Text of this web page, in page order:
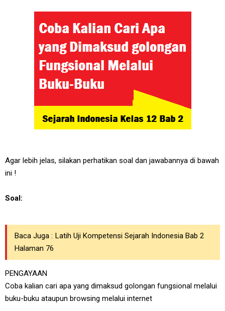
Agar lebih jelas, silakan perhatikan soal dan jawabannya di bawah
ini !
Soal:
Baca Juga : Latih Uji Kompetensi Sejarah Indonesia Bab 2
Halaman 76
PENGAYAAN
Coba kalian cari apa yang dimaksud golongan fungsional melalui
buku-buku ataupun browsing melalui internet